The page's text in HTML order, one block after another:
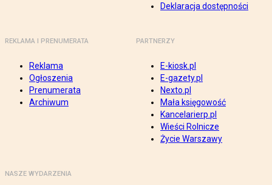
Deklaracja dostępności
REKLAMA I PRENUMERATA
Reklama
Ogłoszenia
Prenumerata
Archiwum
PARTNERZY
E-kiosk.pl
E-gazety.pl
Nexto.pl
Mała księgowość
Kancelarierp.pl
Wieści Rolnicze
Życie Warszawy
NASZE WYDARZENIA